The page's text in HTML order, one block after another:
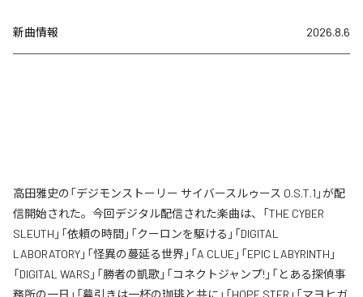
新曲情報 2026.8.6
高田雅史の「デジモンストーリー サイバースルゥース O.S.T.1」が配
信開始された。今回デジタル配信された楽曲は、「THE CYBER
SLEUTH」「依頼の時間」「クーロンを駆ける」「DIGITAL
LABORATORY」「怪異の蔓延る世界」「A CLUE」「EPIC LABYRINTH」
「DIGITAL WARS」「勝者の凱歌」「コネクトジャンプ!」「とある探偵事
務所の一日」「幕引きは一杯の珈琲と共に」「HOPE STER」「マヨヒガ